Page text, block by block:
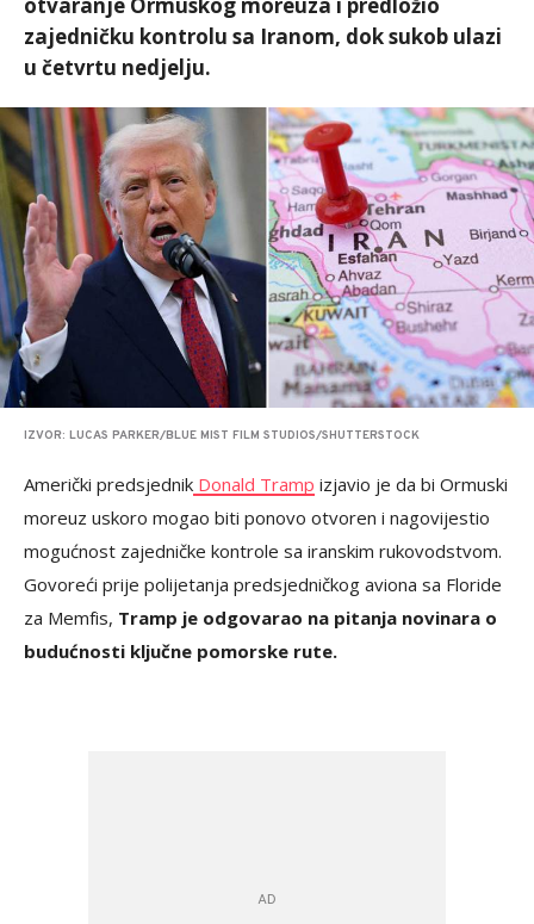
zajedničku kontrolu sa Iranom, dok sukob ulazi
u četvrtu nedjelju.
IZVOR: LUCAS PARKER/BLUE MIST FILM STUDIOS/SHUTTERSTOCK
Američki predsjednik Donald Tramp izjavio je da bi Ormuski
moreuz uskoro mogao biti ponovo otvoren i nagovijestio
mogućnost zajedničke kontrole sa iranskim rukovodstvom.
Govoreći prije polijetanja predsjedničkog aviona sa Floride
za Memfis, Tramp je odgovarao na pitanja novinara o
budućnosti ključne pomorske rute.